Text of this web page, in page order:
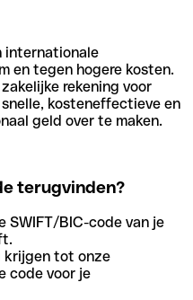
internationale
en tegen hogere kosten.
rekening voor
kosteneffectieve en
geld over te maken.
terugvinden?
SWIFT/BIC-code van je
krijgen tot onze
code voor je